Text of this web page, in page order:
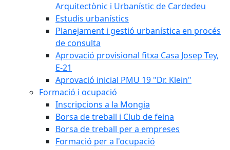
Arquitectònic i Urbanístic de Cardedeu
Estudis urbanístics
Planejament i gestió urbanística en procés
de consulta
Aprovació provisional fitxa Casa Josep Tey,
E-21
Aprovació inicial PMU 19 "Dr. Klein"
Formació i ocupació
Inscripcions a la Mongia
Borsa de treball i Club de feina
Borsa de treball per a empreses
Formació per a l'ocupació